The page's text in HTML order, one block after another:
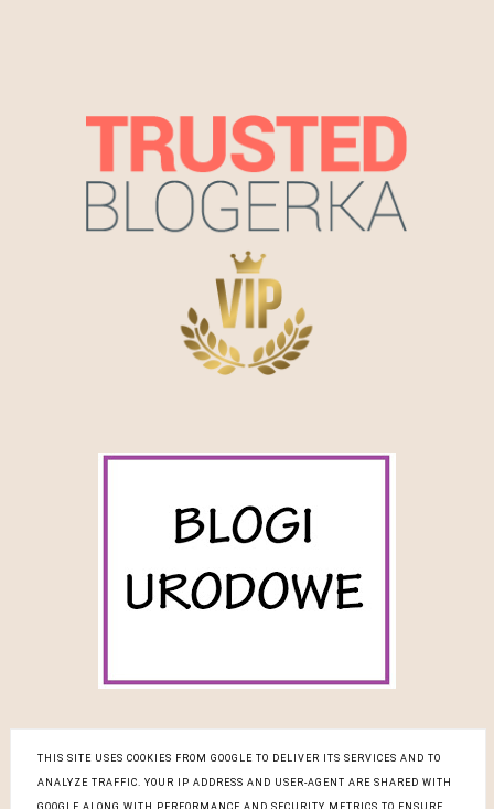
THIS SITE USES COOKIES FROM GOOGLE TO DELIVER ITS SERVICES AND TO
ANALYZE TRAFFIC. YOUR IP ADDRESS AND USER-AGENT ARE SHARED WITH
GOOGLE ALONG WITH PERFORMANCE AND SECURITY METRICS TO ENSURE